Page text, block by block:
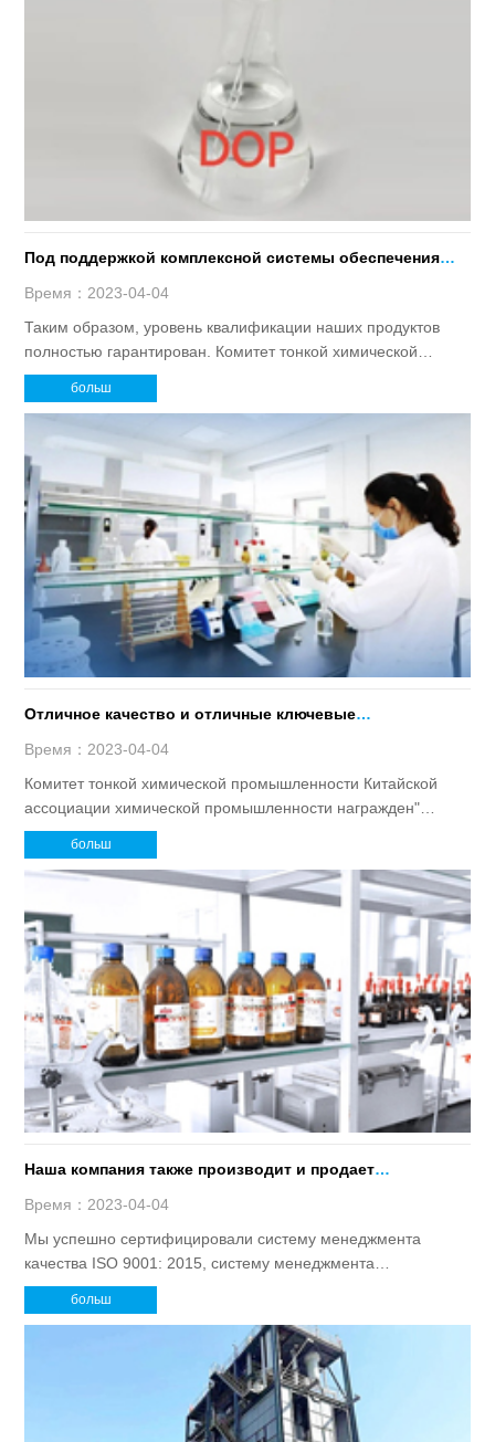
Под поддержкой комплексной системы обеспечения
качества
Время：2023-04-04
Таким образом, уровень квалификации наших продуктов
полностью гарантирован. Комитет тонкой химической
промышленности Ассоциации химической промышленности
Китая награжден" Отличное качество и отличные ключевые
рекомендации продуктов" в нашу компанию.
больш
Отличное качество и отличные ключевые
рекомендации продуктов
Время：2023-04-04
Комитет тонкой химической промышленности Китайской
ассоциации химической промышленности награжден"
Отличное качество и отличные ключевые рекомендации
продуктов" в нашу компанию.
больш
Наша компания также производит и продает
экологически чистые пластификаторы и
Время：2023-04-04
Мы успешно сертифицировали систему менеджмента
качества ISO 9001: 2015, систему менеджмента
окружающей среды ISO 14001: 2015 и систему
менеджмента охраны здоровья и безопасности труда
OHSAS 18001: 2007; таким образом, уровень квалификации
нашей продукции полностью гарантирован.
больш